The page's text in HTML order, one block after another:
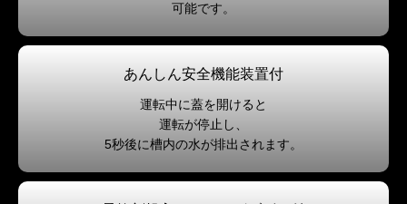
可能です。
あんしん安全機能装置付
運転中に蓋を開けると
運転が停止し、
5秒後に槽内の水が排出されます。